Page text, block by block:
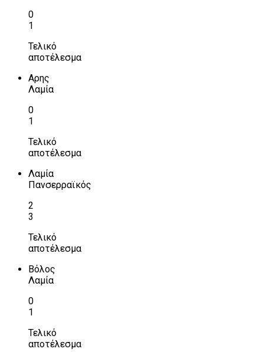
0
1
Τελικό
αποτέλεσμα
Αρης
Λαμία
0
1
Τελικό
αποτέλεσμα
Λαμία
Πανσερραϊκός
2
3
Τελικό
αποτέλεσμα
Βόλος
Λαμία
0
1
Τελικό
αποτέλεσμα